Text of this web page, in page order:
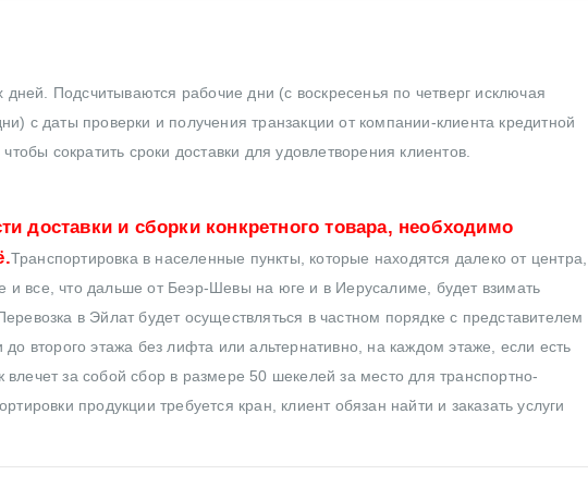
Подсчитываются рабочие дни (с воскресенья по четверг исключая
с даты проверки и получения транзакции от компании-клиента кредитной
сократить сроки доставки для удовлетворения клиентов.
доставки и сборки конкретного товара, необходимо
Транспортировка в населенные пункты, которые находятся далеко от центра,
и все, что дальше от Беэр-Шевы на юге и в Иерусалиме, будет взимать
в Эйлат будет осуществляться в частном порядке с представителем
второго этажа без лифта или альтернативно, на каждом этаже, если есть
за собой сбор в размере 50 шекелей за место для транспортно-
продукции требуется кран, клиент обязан найти и заказать услуги